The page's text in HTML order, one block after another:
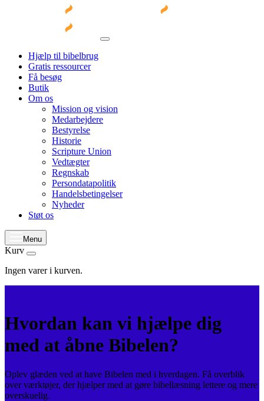
Hjælp til bibelbrug
Gratis ressourcer
Få besøg
Butik
Om os
Mission og vision
Medarbejdere
Bestyrelse
Historie
Scripture Union
Vedtægter
Regnskab
Persondatapolitik
Handelsbetingelser
Nyheder
Støt os
Menu
Kurv
Ingen varer i kurven.
Hvordan kan vi hjælpe dig
med at åbne Bibelen?
Oplev glæden ved at have Bibelen med i hverdagen. Få overblik
over værktøjer, der hjælper med at gøre bibellæsning lettere og mere
overskuelig.